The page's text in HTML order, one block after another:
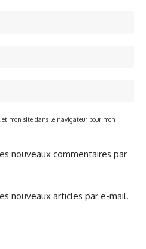
mon site dans le navigateur pour mon
nouveaux commentaires par
nouveaux articles par e-mail.